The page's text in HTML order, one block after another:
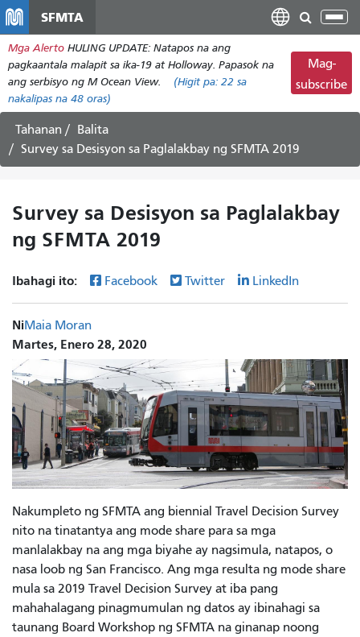
pangunahing
nilalaman
SFMTA
I-
ang
Mga Alerto HULING UPDATE: Natapos na ang
pagkaantala malapit sa ika-19 at Holloway. Papasok na
ang serbisyo ng M Ocean View.
(Higit pa: 22 sa
nakalipas na 48 oras)
Mag-
subscribe
Tahanan
Balita
Survey sa Desisyon sa Paglalakbay ng SFMTA 2019
Survey sa Desisyon sa Paglalakbay
ng SFMTA 2019
Ibahagi ito: Facebook Twitter LinkedIn
NiMaia Moran
Martes, Enero 28, 2020
Nakumpleto ng SFMTA ang biennial Travel Decision Survey
nito na tinatantya ang mode share para sa mga
manlalakbay na ang mga biyahe ay nagsimula, natapos, o
nasa loob ng San Francisco. Ang mga resulta ng mode share
mula sa 2019 Travel Decision Survey at iba pang
mahahalagang pinagmumulan ng datos ay ibinahagi sa
taunang Board Workshop ng SFMTA na ginanap noong